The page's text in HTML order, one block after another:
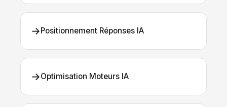
→Positionnement Réponses IA
→Optimisation Moteurs IA